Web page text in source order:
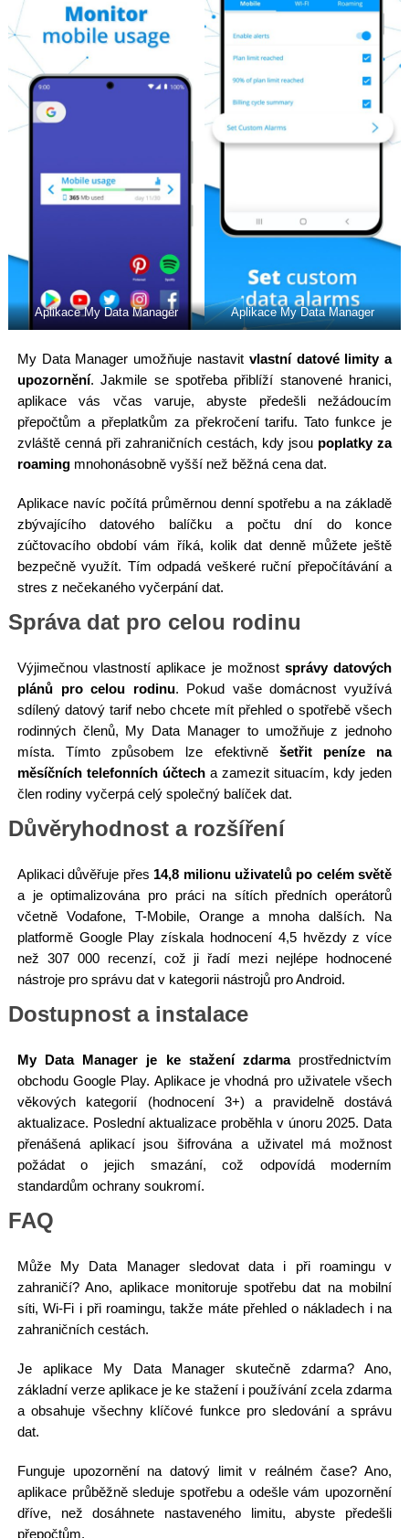
Aplikace My Data Manager Aplikace My Data Manager
My Data Manager umožňuje nastavit vlastní datové limity a
upozornění. Jakmile se spotřeba přiblíží stanovené hranici,
aplikace vás včas varuje, abyste předešli nežádoucím
přepočtům a přeplatkům za překročení tarifu. Tato funkce je
zvláště cenná při zahraničních cestách, kdy jsou poplatky za
roamingmnohonásobně vyšší než běžná cena dat.
Aplikace navíc počítá průměrnou denní spotřebu a na základě
zbývajícího datového balíčku a počtu dní do konce
zúčtovacího období vám říká, kolik dat denně můžete ještě
bezpečně využít. Tím odpadá veškeré ruční přepočítávání a
stres z nečekaného vyčerpání dat.
Správa dat pro celou rodinu
Výjimečnou vlastností aplikace je možnost správy datových
plánů pro celou rodinu. Pokud vaše domácnost využívá
sdílený datový tarif nebo chcete mít přehled o spotřebě všech
rodinných členů, My Data Manager to umožňuje z jednoho
místa. Tímto způsobem lze efektivně šetřit peníze na
měsíčních telefonních účtech a zamezit situacím, kdy jeden
člen rodiny vyčerpá celý společný balíček dat.
Důvěryhodnost a rozšíření
Aplikaci důvěřuje přes 14,8 milionu uživatelů po celém světě
a je optimalizována pro práci na sítích předních operátorů
včetně Vodafone, T-Mobile, Orange a mnoha dalších. Na
platformě Google Play získala hodnocení 4,5 hvězdy z více
než 307 000 recenzí, což ji řadí mezi nejlépe hodnocené
nástroje pro správu dat v kategorii nástrojů pro Android.
Dostupnost a instalace
My Data Manager je ke stažení zdarmaprostřednictvím
obchodu Google Play. Aplikace je vhodná pro uživatele všech
věkových kategorií (hodnocení 3+) a pravidelně dostává
aktualizace. Poslední aktualizace proběhla v únoru 2025. Data
přenášená aplikací jsou šifrována a uživatel má možnost
požádat o jejich smazání, což odpovídá moderním
standardům ochrany soukromí.
FAQ
Může My Data Manager sledovat data i při roamingu v
zahraničí? Ano, aplikace monitoruje spotřebu dat na mobilní
síti, Wi-Fi i při roamingu, takže máte přehled o nákladech i na
zahraničních cestách.
Je aplikace My Data Manager skutečně zdarma? Ano,
základní verze aplikace je ke stažení i používání zcela zdarma
a obsahuje všechny klíčové funkce pro sledování a správu
dat.
Funguje upozornění na datový limit v reálném čase? Ano,
aplikace průběžně sleduje spotřebu a odešle vám upozornění
dříve, než dosáhnete nastaveného limitu, abyste předešli
přepočtům.